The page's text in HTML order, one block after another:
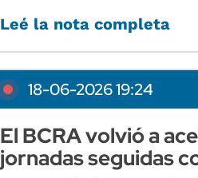
Leé la nota completa
18-06-2026 19:24
El BCRA volvió a
jornadas seguidas